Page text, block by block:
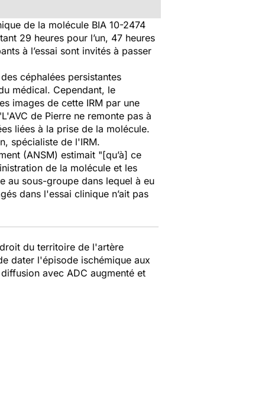
de la molécule BIA 10-2474
29 heures pour l’un, 47 heures
à l’essai sont invités à passer
céphalées persistantes
médical. Cependant, le
images de cette IRM par une
de Pierre ne remonte pas à
liées à la prise de la molécule.
spécialiste de l'IRM.
(ANSM) estimait "[qu’à] ce
de la molécule et les
au sous-groupe dans lequel à eu
dans l'essai clinique n’ait pas
du territoire de l'artère
dater l'épisode ischémique aux
avec ADC augmenté et